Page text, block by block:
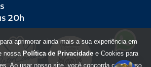
20h
aprimorar ainda mais a sua experiência em
nossa Política de Privacidade e Cookies para
Ao usar nosso site, você concorda com o uso